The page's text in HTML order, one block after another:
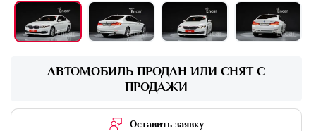
АВТОМОБИЛЬ ПРОДАН ИЛИ СНЯТ С
ПРОДАЖИ
Оставить заявку